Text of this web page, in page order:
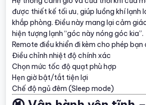
được thiết kế tối ưu, giúp luồng khí lạnh
khắp phòng. Điều này mang lại cảm
hiện tượng lạnh “góc này nóng góc kia”.
Remote điều khiển đi kèm cho phép bạn
Điều chỉnh nhiệt độ chính xác
Chọn mức tốc độ quạt phù hợp
Hẹn giờ bật/tắt tiện lợi
Chế độ ngủ đêm (Sleep mode)